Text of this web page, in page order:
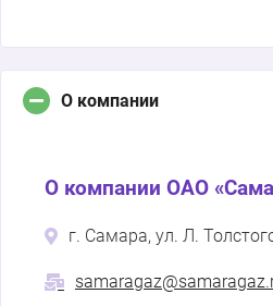
О компании
О компании ОАО
г. Самара, ул. Л.